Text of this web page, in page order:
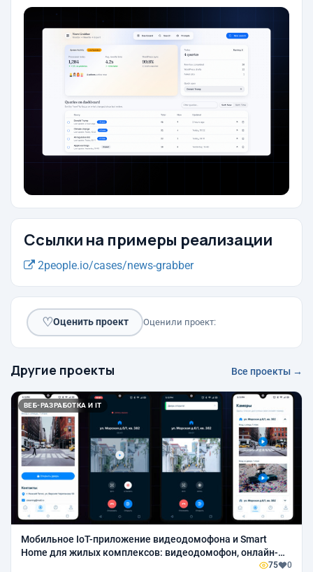
Ссылки на примеры реализации
2people.io/cases/news-grabber
♡Оценить проект Оценили проект:
Другие проекты Все проекты →
ВЕБ-РАЗРАБОТКА И IT
Мобильное IoT-приложение видеодомофона и Smart
Home для жилых комплексов: видеодомофон, онлайн-
камеры, удалённый доступ и цифровые сервисы для75 0